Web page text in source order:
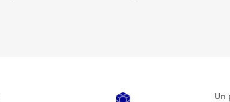
Un